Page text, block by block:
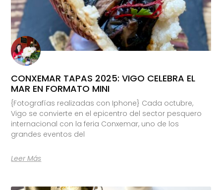
CONXEMAR TAPAS 2025: VIGO CELEBRA EL
MAR EN FORMATO MINI
{Fotografías realizadas con Iphone} Cada octubre,
Vigo se convierte en el epicentro del sector pesquero
internacional con la feria Conxemar, uno de los
grandes eventos del
Leer Más